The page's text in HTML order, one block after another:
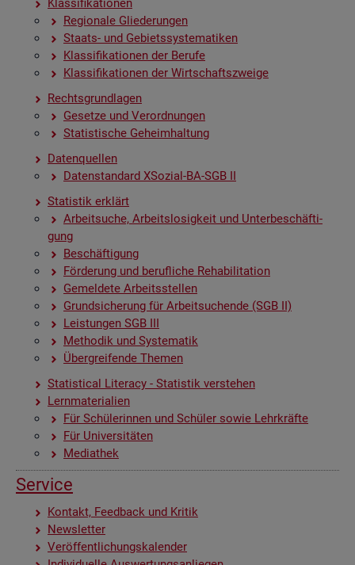
Klas­si­fi­ka­tio­nen
Re­gio­na­le Glie­de­run­gen
Staats- und Ge­biets­sys­te­ma­ti­ken
Klas­si­fi­ka­tio­nen der Be­ru­fe
Klas­si­fi­ka­tio­nen der Wirt­schafts­zwei­ge
Rechts­grund­la­gen
Ge­set­ze und Ver­ord­nun­gen
Sta­tis­ti­sche Ge­heim­hal­tung
Da­ten­quel­len
Da­ten­stan­dard XSo­zi­al-BA-SGB II
Sta­tis­tik er­klärt
Ar­beit­su­che, Ar­beits­lo­sig­keit und Un­ter­be­schäf­ti­
gung
Be­schäf­ti­gung
För­de­rung und be­ruf­li­che Re­ha­bi­li­ta­ti­on
Ge­mel­de­te Ar­beits­stel­len
Grund­si­che­rung für Ar­beit­su­chen­de (SGB II)
Leis­tun­gen SGB III
Me­tho­dik und Sys­te­ma­tik
Über­grei­fen­de The­men
Sta­ti­s­ti­cal Li­te­r­acy - Sta­tis­tik ver­ste­hen
Lern­ma­te­ria­li­en
Für Schü­le­rin­nen und Schü­ler sowie Lehr­kräf­te
Für Uni­ver­si­tä­ten
Me­dia­thek
Ser­vice
Kon­takt, Feed­back und Kri­tik
News­let­ter
Ver­öf­fent­li­chungs­ka­len­der